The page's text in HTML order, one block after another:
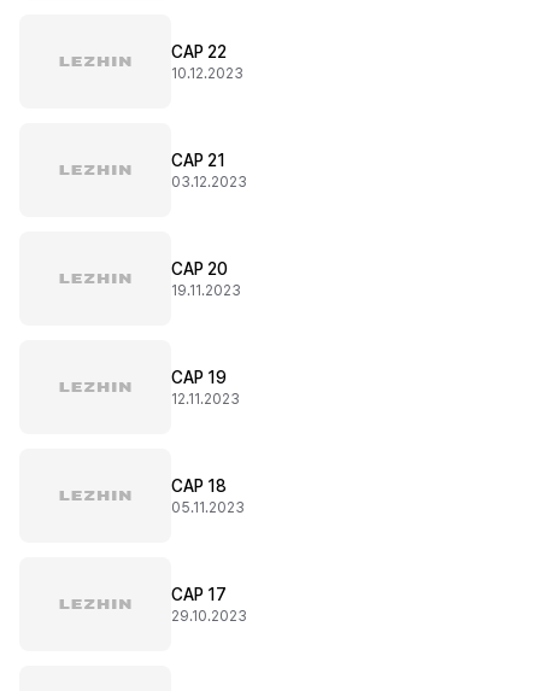
CAP 22
10.12.2023
CAP 21
03.12.2023
CAP 20
19.11.2023
CAP 19
12.11.2023
CAP 18
05.11.2023
CAP 17
29.10.2023